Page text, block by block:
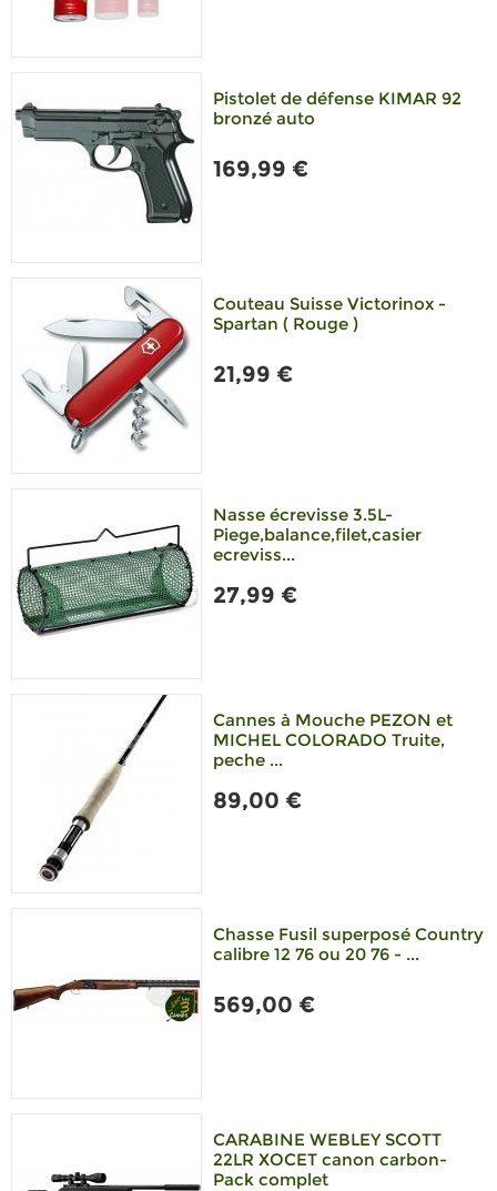
Pistolet de défense KIMAR 92
bronzé auto
169,99 €
Couteau Suisse Victorinox -
Spartan ( Rouge )
21,99 €
Nasse écrevisse 3.5L-
Piege,balance,filet,casier
ecreviss...
27,99 €
Cannes à Mouche PEZON et
MICHEL COLORADO Truite,
peche ...
89,00 €
Chasse Fusil superposé Country
calibre 12 76 ou 20 76 - ...
569,00 €
CARABINE WEBLEY SCOTT
22LR XOCET canon carbon-
Pack complet